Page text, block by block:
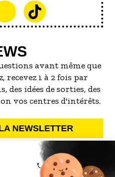
avant même que
recevez 1 à 2 fois par
des idées de sorties, des
vos centres d'intérêts.
NEWSLETTER